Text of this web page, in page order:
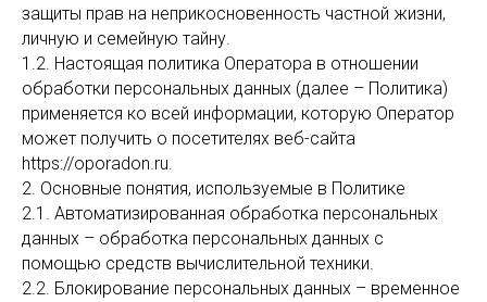
защиты прав на неприкосновенность частной жизни,
личную и семейную тайну.
1.2. Настоящая политика Оператора в отношении
обработки персональных данных (далее – Политика)
применяется ко всей информации, которую Оператор
может получить о посетителях веб-сайта
https://oporadon.ru.
2. Основные понятия, используемые в Политике
2.1. Автоматизированная обработка персональных
данных – обработка персональных данных с
помощью средств вычислительной техники.
2.2. Блокирование персональных данных – временное